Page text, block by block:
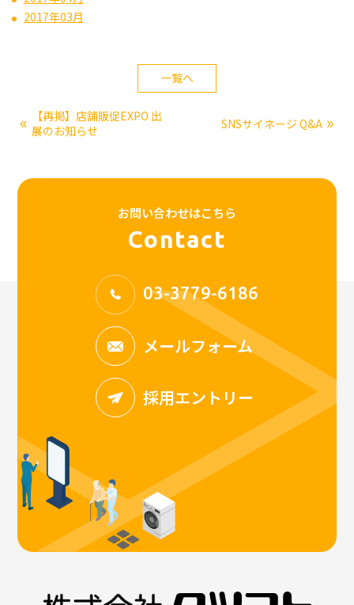
2017年03月
«
【再掲】店舗販促EXPO 出
展のお知らせ
一覧へ
SNSサイネージ Q&A »
お問い合わせはこちら
Contact
03-3779-6186
メールフォーム
採用エントリー